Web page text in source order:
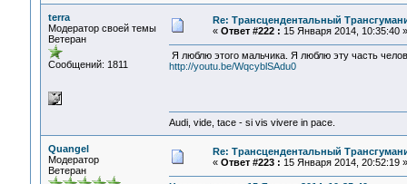
terra
Модератор своей темы
Ветеран
Сообщений: 1811
Re: Трансцендентальный
« Ответ #222 : 15 Января 2014, 10:35:40 »
Я люблю этого мальчика. Я люблю эту часть
http://youtu.be/WqcyblSAdu0
Audi, vide, tace - si vis vivere in pace.
Quangel
Модератор
Ветеран
Re: Трансцендентальный
« Ответ #223 : 15 Января 2014, 20:52:19 »